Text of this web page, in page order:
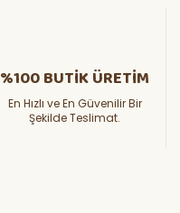
%100 BUTİK ÜRETİM
En Hızlı ve En Güvenilir Bir
Şekilde Teslimat.